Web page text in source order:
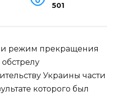
501
режим прекращения
Украины части
которого был